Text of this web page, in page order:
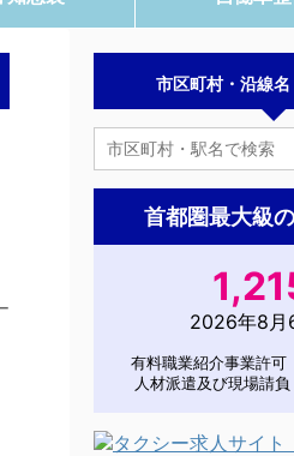
市区町村・沿線
首都圏最大級
2026年8月
有料職業紹介事業許可
人材派遣及び現場請負